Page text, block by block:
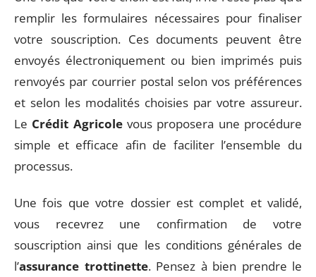
remplir les formulaires nécessaires pour finaliser
votre souscription. Ces documents peuvent être
envoyés électroniquement ou bien imprimés puis
renvoyés par courrier postal selon vos préférences
et selon les modalités choisies par votre assureur.
Le Crédit Agricolevous proposera une procédure
simple et efficace afin de faciliter l’ensemble du
processus.
Une fois que votre dossier est complet et validé,
vous recevrez une confirmation de votre
souscription ainsi que les conditions générales de
l’assurance trottinette. Pensez à bien prendre le